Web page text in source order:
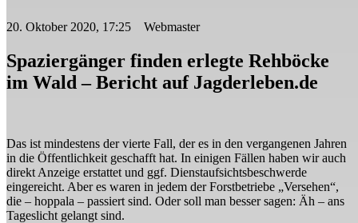
20. Oktober 2020, 17:25 Webmaster
Spaziergänger finden erlegte Rehböcke
im Wald – Bericht auf Jagderleben.de
Das ist mindestens der vierte Fall, der es in den vergangenen Jahren
in die Öffentlichkeit geschafft hat. In einigen Fällen haben wir auch
direkt Anzeige erstattet und ggf. Dienstaufsichtsbeschwerde
eingereicht. Aber es waren in jedem der Forstbetriebe „Versehen“,
die – hoppala – passiert sind. Oder soll man besser sagen: Äh – ans
Tageslicht gelangt sind.